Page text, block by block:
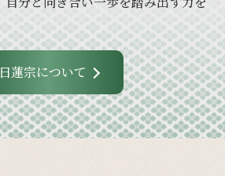
日蓮宗について